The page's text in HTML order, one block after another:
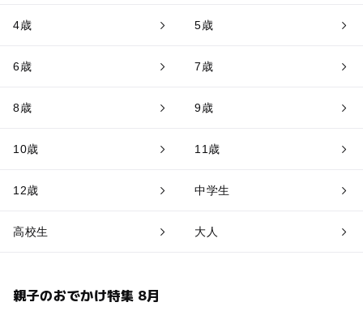
4歳 5歳
6歳 7歳
8歳 9歳
10歳 11歳
12歳 中学生
高校生 大人
親子のおでかけ特集 8月